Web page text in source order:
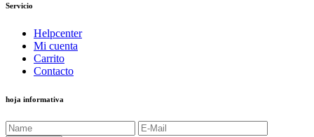
Servicio
Helpcenter
Mi cuenta
Carrito
Contacto
hoja informativa